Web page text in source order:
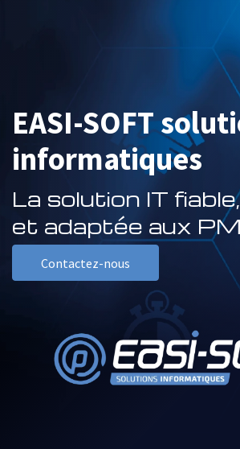
EASI-SOFT
informatiques
La solution IT
et adaptée aux
Contactez-nous